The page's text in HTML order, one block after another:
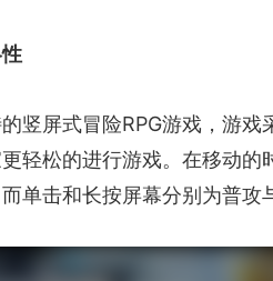
竖屏式冒险RPG游戏，游戏
轻松的进行游戏。在移动的
单击和长按屏幕分别为普攻